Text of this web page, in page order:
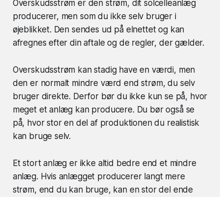
Overskudsstrøm er den strøm, dit solcelleanlæg
producerer, men som du ikke selv bruger i
øjeblikket. Den sendes ud på elnettet og kan
afregnes efter din aftale og de regler, der gælder.
Overskudsstrøm kan stadig have en værdi, men
den er normalt mindre værd end strøm, du selv
bruger direkte. Derfor bør du ikke kun se på, hvor
meget et anlæg kan producere. Du bør også se
på, hvor stor en del af produktionen du realistisk
kan bruge selv.
Et stort anlæg er ikke altid bedre end et mindre
anlæg. Hvis anlægget producerer langt mere
strøm, end du kan bruge, kan en stor del ende